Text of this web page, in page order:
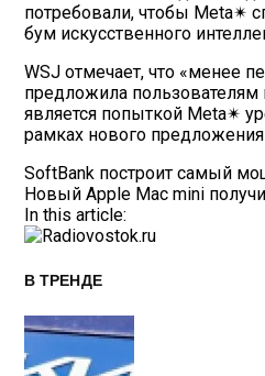
потребовали, чтобы Meta✴
бум искусственного
WSJ отмечает, что «менее
предложила
является попыткой Meta✴
рамках нового
Навигация
По
SoftBank построит самый
Новый Apple Mac mini
In this article:
В ТРЕНДЕ